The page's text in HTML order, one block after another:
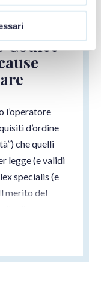
Codice
l’operatore
d’ordine
che quelli
legge (e validi
specialis (e
merito del
Vediamo